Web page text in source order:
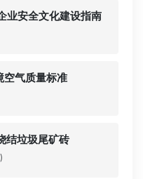
安全文化建设指南
气质量标准
结垃圾尾矿砖